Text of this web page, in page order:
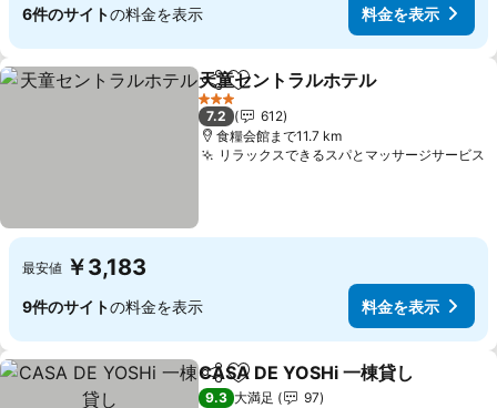
6件のサイトの料金を表示 料金を表示
シェアお気に入りに追加
天童セントラルホテル
3 ホテルのランク
7.2
612
食糧会館まで11.7 km
リラックスできるスパとマッサージサービス
最安値 ￥3,183
9件のサイトの料金を表示 料金を表示
シェアお気に入りに追加
CASA DE YOSHi 一棟貸し
9.3 大満足
97